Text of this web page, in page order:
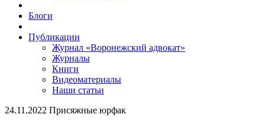
Блоги
Публикации
Журнал «Воронежский адвокат»
Журналы
Книги
Видеоматериалы
Наши статьи
24.11.2022 Присяжные юрфак